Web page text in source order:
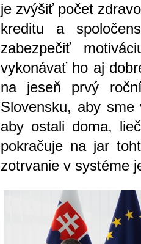
je zvýšiť počet
kreditu a
zabezpečiť
vykonávať ho aj
na jeseň prvý
Slovensku, aby
aby ostali doma,
pokračuje na jar
zotrvanie v systéme